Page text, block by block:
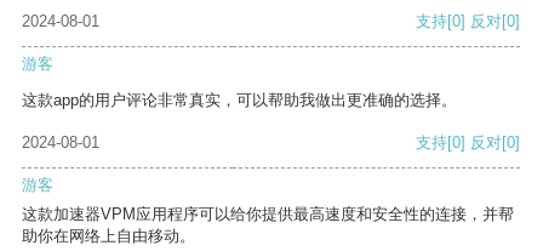
2024-08-01 支持[0] 反对[0]
游客
这款app的用户评论非常真实，可以帮助我做出更准确的选择。
2024-08-01 支持[0] 反对[0]
游客
这款加速器VPM应用程序可以给你提供最高速度和安全性的连接，并帮
助你在网络上自由移动。